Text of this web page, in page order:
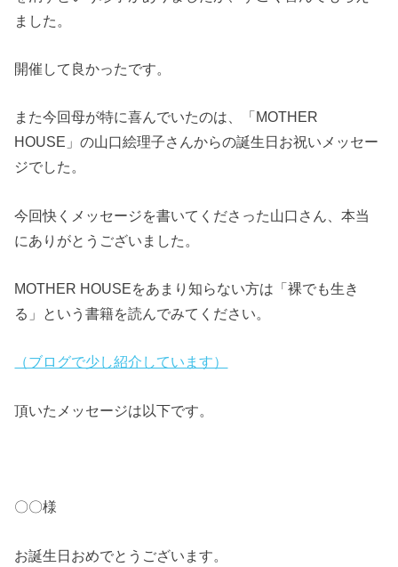
ました。
開催して良かったです。
また今回母が特に喜んでいたのは、「MOTHER
HOUSE」の山口絵理子さんからの誕生日お祝いメッセー
ジでした。
今回快くメッセージを書いてくださった山口さん、本当
にありがとうございました。
MOTHER HOUSEをあまり知らない方は「裸でも生き
る」という書籍を読んでみてください。
（ブログで少し紹介しています）
頂いたメッセージは以下です。
〇〇様
お誕生日おめでとうございます。